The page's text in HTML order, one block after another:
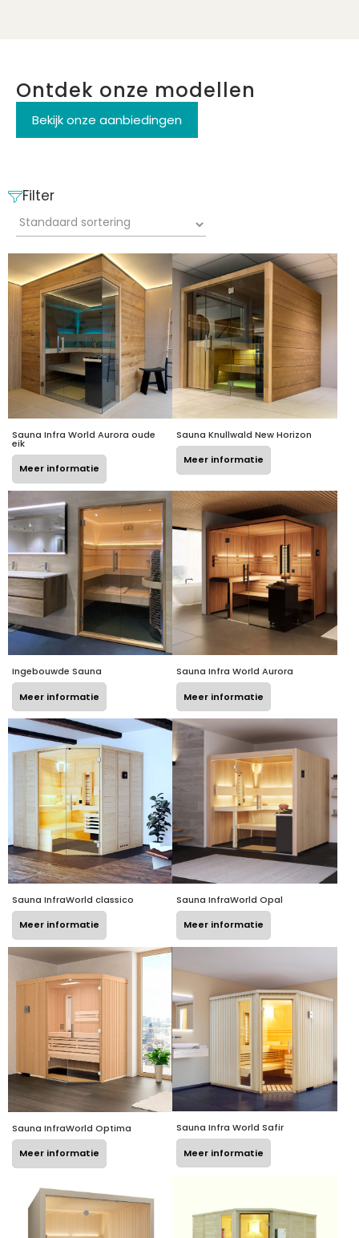
Ontdek onze modellen
Bekijk onze aanbiedingen
Filter
Sauna Infra World Aurora oude
eik
Meer informatie
Sauna Knullwald New Horizon
Meer informatie
Ingebouwde Sauna
Meer informatie
Sauna Infra World Aurora
Meer informatie
Sauna InfraWorld classico
Meer informatie
Sauna InfraWorld Opal
Meer informatie
Sauna InfraWorld Optima
Meer informatie
Sauna Infra World Safir
Meer informatie